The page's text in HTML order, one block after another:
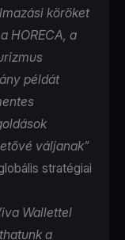
köröket
HORECA, a
példát
váljanak”
stratégiai
Wallettel
a